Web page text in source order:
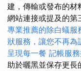
建，傳輸或發布的材
網站連接或提及的第
專業推薦的除白蟻服
狀服務，讓您不再為
呈現每一餐 記帳服
助於曬黑並保存更長